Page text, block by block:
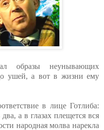
образы неунывающих
ушей, а вот в жизни ему
в лице Готлиба:
а в глазах плещется вся
народная молва нарекла